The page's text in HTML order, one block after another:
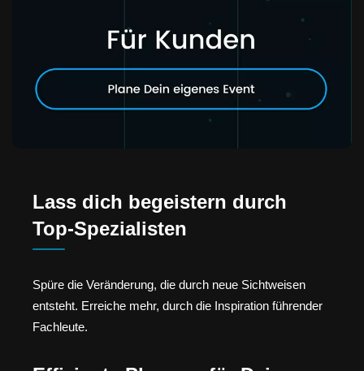
Lass dich begeistern durch
Top-Spezialisten
Spüre die Veränderung, die durch neue Sichtweisen
entsteht. Erreiche mehr, durch die Inspiration führender
Fachleute.